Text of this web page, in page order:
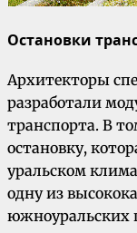
Остановки
Архитекторы
разработали
транспорта. В
остановку,
уральском
одну из
южноуральских